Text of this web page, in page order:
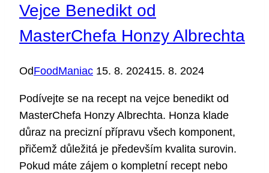
Vejce Benedikt od
MasterChefa Honzy Albrechta
OdFoodManiac 15. 8. 202415. 8. 2024
Podívejte se na recept na vejce benedikt od
MasterChefa Honzy Albrechta. Honza klade
důraz na precizní přípravu všech komponent,
přičemž důležitá je především kvalita surovin.
Pokud máte zájem o kompletní recept nebo